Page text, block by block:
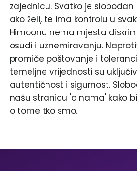
zajednicu. Svatko je
ako želi, te ima kontrolu u
Himoonu nema mjesta
osudi i uznemiravanju.
promiče poštovanje i
temeljne vrijednosti su
autentičnost i sigurnost.
našu stranicu 'o nama' kako
o tome tko smo.